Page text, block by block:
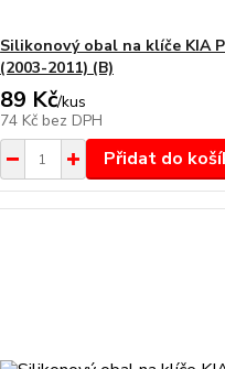
Silikonový obal na klíče KIA
(2003-2011) (B)
89 Kč/kus
74 Kč bez DPH
Přidat do